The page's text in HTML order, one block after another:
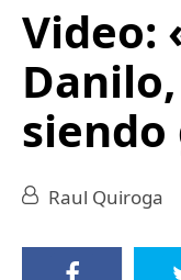
Video:
siendo
Raul Quiroga